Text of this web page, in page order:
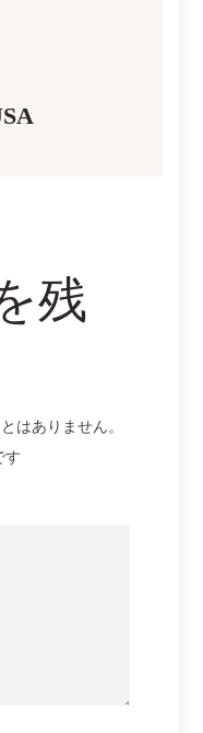
残
はありません。
す